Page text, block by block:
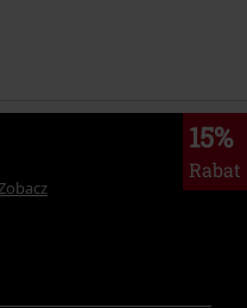
15%
Rabat